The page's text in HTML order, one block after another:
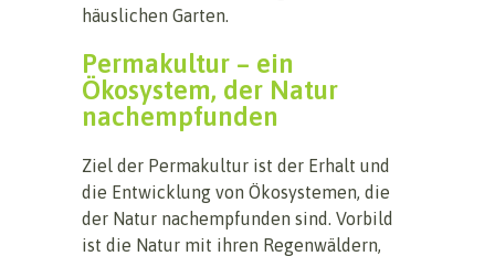
häuslichen Garten.
Permakultur – ein
Ökosystem, der Natur
nachempfunden
Ziel der Permakultur ist der Erhalt und
die Entwicklung von Ökosystemen, die
der Natur nachempfunden sind. Vorbild
ist die Natur mit ihren Regenwäldern,